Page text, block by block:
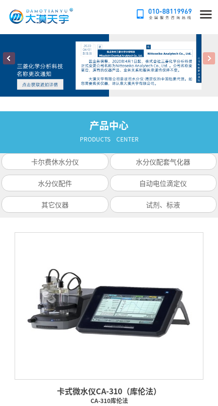
产品中心
PRODUCTS CENTER
卡尔费休水分仪 水分仪配套气化器
水分仪配件 自动电位滴定仪
其它仪器 试剂、标液
卡式微水仪CA-310（库伦法）
CA-310库伦法